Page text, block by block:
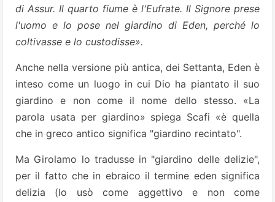
di Assur. Il quarto fiume è l'Eufrate. Il Signore prese
l'uomo e lo pose nel giardino di Eden, perché lo
coltivasse e lo custodisse».
Anche nella versione più antica, dei Settanta, Eden è
inteso come un luogo in cui Dio ha piantato il suo
giardino e non come il nome dello stesso. «La
parola usata per giardino» spiega Scafi «è quella
che in greco antico significa "giardino recintato".
Ma Girolamo lo tradusse in "giardino delle delizie",
per il fatto che in ebraico il termine eden significa
delizia (lo usò come aggettivo e non come